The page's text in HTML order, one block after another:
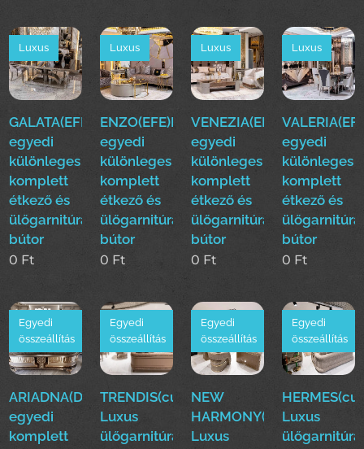
GALATA(EFE)Luxus
egyedi
különleges
komplett
étkező és
ülőgarnitúra
bútor
Luxus
0 Ft
ENZO(EFE)Luxus
egyedi
különleges
komplett
étkező és
ülőgarnitúra
bútor
Luxus
0 Ft
VENEZIA(EFE)Luxus
egyedi
különleges
komplett
étkező és
ülőgarnitúra
bútor
Luxus
0 Ft
egyedi
különleges
komplett
étkező és
ülőgarnitúra
bútor
Luxus
0 Ft
ARIADNA(Duy)Luxus
egyedi
komplett
Egyedi
összeállítás
TRENDIS(cur)
Luxus
ülőgarnitúra
Egyedi
összeállítás
NEW
HARMONY(cur)
Luxus
Egyedi
összeállítás
Luxus
ülőgarnitúra
Egyedi
összeállítás